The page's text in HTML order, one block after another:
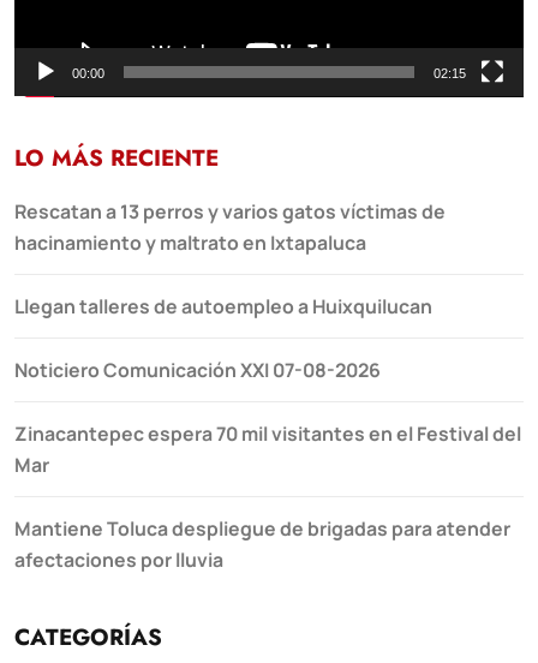
00:00 02:15
LO MÁS RECIENTE
Rescatan a 13 perros y varios gatos víctimas de
hacinamiento y maltrato en Ixtapaluca
Llegan talleres de autoempleo a Huixquilucan
Noticiero Comunicación XXI 07-08-2026
Zinacantepec espera 70 mil visitantes en el Festival del
Mar
Mantiene Toluca despliegue de brigadas para atender
afectaciones por lluvia
CATEGORÍAS